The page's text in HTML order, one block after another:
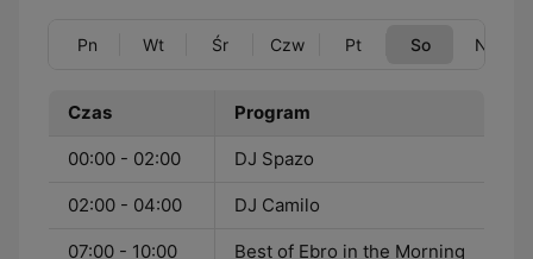
Pn Wt Śr Czw Pt So Nd
Czas Program
00:00 - 02:00 DJ Spazo
02:00 - 04:00 DJ Camilo
07:00 - 10:00 Best of Ebro in the Morning